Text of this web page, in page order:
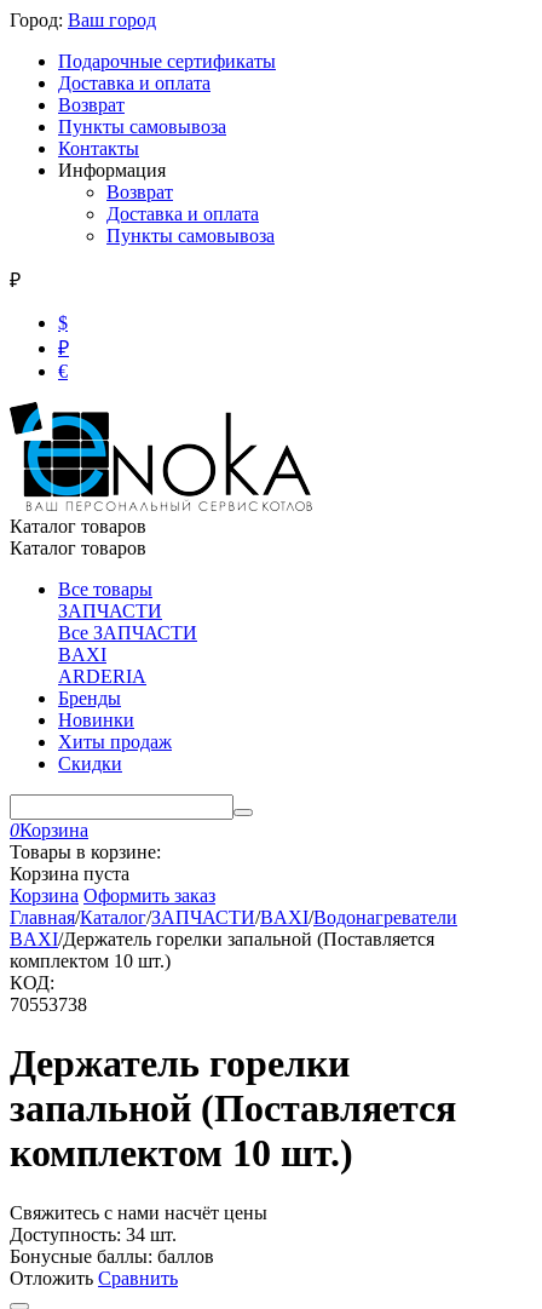
Город: Ваш город
Подарочные сертификаты
Доставка и оплата
Возврат
Пункты самовывоза
Контакты
Информация
Возврат
Доставка и оплата
Пункты самовывоза
₽
$
₽
€
Каталог товаров
Каталог товаров
Все товары
ЗАПЧАСТИ
Все ЗАПЧАСТИ
BAXI
ARDERIA
Бренды
Новинки
Хиты продаж
Скидки
0Корзина
Товары в корзине:
Корзина пуста
Корзина Оформить заказ
Главная/Каталог/ЗАПЧАСТИ/BAXI/Водонагреватели
BAXI/Держатель горелки запальной (Поставляется
комплектом 10 шт.)
КОД:
70553738
Держатель горелки
запальной (Поставляется
комплектом 10 шт.)
Свяжитесь с нами насчёт цены
Доступность: 34 шт.
Бонусные баллы: баллов
Отложить Сравнить